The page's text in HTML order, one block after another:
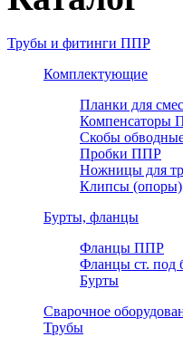
Трубы и фитинги ППР
Комплектующие
Планки для
Компенсаторы
Скобы
Пробки ППР
Ножницы для
Клипсы (опоры)
Бурты, фланцы
Фланцы ППР
Фланцы ст. под
Бурты
Сварочное
Трубы